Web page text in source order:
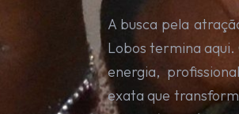
A busca pela
Lobos termina aqui.
energia,
exata que